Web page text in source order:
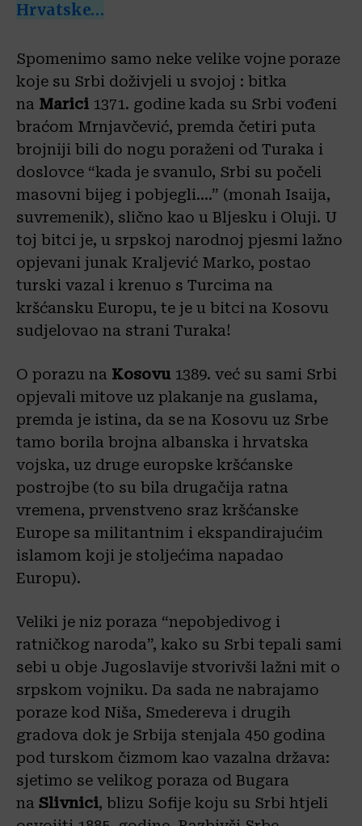
Hrvatske…
Spomenimo samo neke velike vojne poraze
koje su Srbi doživjeli u svojoj : bitka
na Marici 1371. godine kada su Srbi vođeni
braćom Mrnjavčević, premda četiri puta
brojniji bili do nogu poraženi od Turaka i
doslovce “kada je svanulo, Srbi su počeli
masovni bijeg i pobjegli….” (monah Isaija,
suvremenik), slično kao u Bljesku i Oluji. U
toj bitci je, u srpskoj narodnoj pjesmi lažno
opjevani junak Kraljević Marko, postao
turski vazal i krenuo s Turcima na
kršćansku Europu, te je u bitci na Kosovu
sudjelovao na strani Turaka!
O porazu na Kosovu 1389. već su sami Srbi
opjevali mitove uz plakanje na guslama,
premda je istina, da se na Kosovu uz Srbe
tamo borila brojna albanska i hrvatska
vojska, uz druge europske kršćanske
postrojbe (to su bila drugačija ratna
vremena, prvenstveno sraz kršćanske
Europe sa militantnim i ekspandirajućim
islamom koji je stoljećima napadao
Europu).
Veliki je niz poraza “nepobjedivog i
ratničkog naroda”, kako su Srbi tepali sami
sebi u obje Jugoslavije stvorivši lažni mit o
srpskom vojniku. Da sada ne nabrajamo
poraze kod Niša, Smedereva i drugih
gradova dok je Srbija stenjala 450 godina
pod turskom čizmom kao vazalna država:
sjetimo se velikog poraza od Bugara
na Slivnici, blizu Sofije koju su Srbi htjeli